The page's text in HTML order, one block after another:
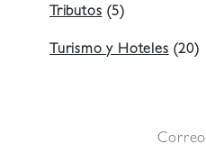
Tributos(5)
Turismo y Hoteles(20)
Correo